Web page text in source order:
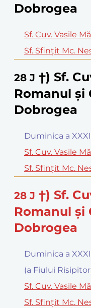
Dobrogea
Sf. Cuv. Vasile
Sf. Sfinţit Mc.
28 J †) Sf.
Romanul şi
Dobrogea
Duminica a
Sf. Cuv. Vasile
Sf. Sfinţit Mc.
28 J †) Sf.
Romanul şi
Dobrogea
Duminica a
(a Fiului
Sf. Cuv. Vasile
Sf. Sfinţit Mc.